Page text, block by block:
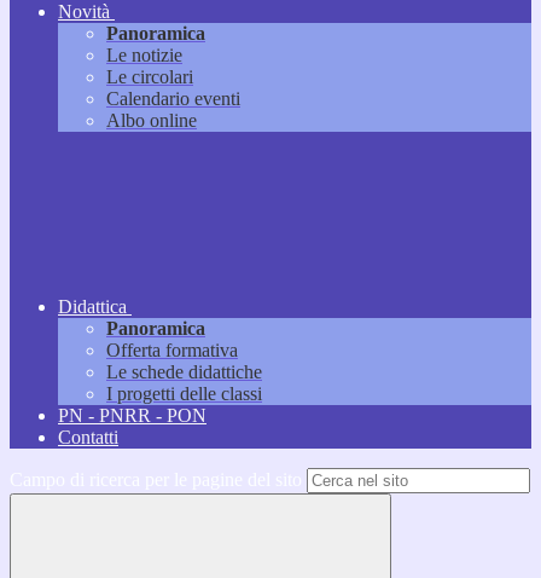
Novità
Panoramica
Le notizie
Le circolari
Calendario eventi
Albo online
Didattica
Panoramica
Offerta formativa
Le schede didattiche
I progetti delle classi
PN - PNRR - PON
Contatti